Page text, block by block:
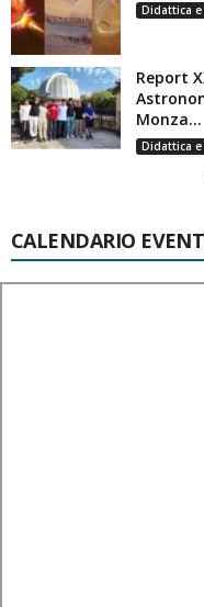
Didattica
Report
Monza...
Didattica
CALENDARIO